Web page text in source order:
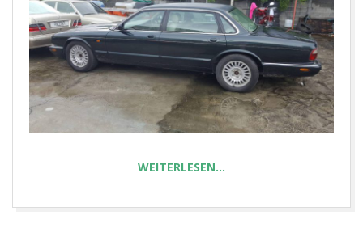
WEITERLESEN…